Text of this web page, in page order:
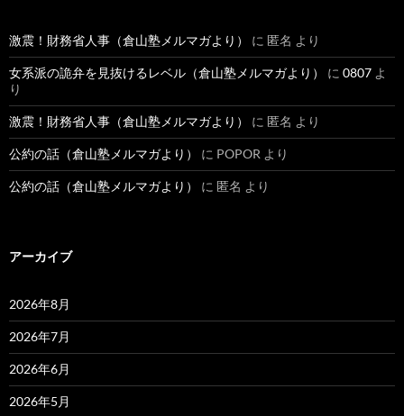
激震！財務省人事（倉山塾メルマガより） に 匿名 より
女系派の詭弁を見抜けるレベル（倉山塾メルマガより） に 0807 よ
り
激震！財務省人事（倉山塾メルマガより） に 匿名 より
公約の話（倉山塾メルマガより） に POPOR より
公約の話（倉山塾メルマガより） に 匿名 より
アーカイブ
2026年8月
2026年7月
2026年6月
2026年5月